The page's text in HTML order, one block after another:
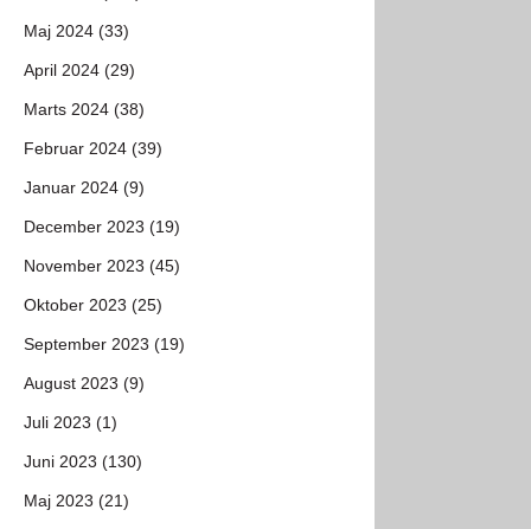
Maj 2024 (33)
April 2024 (29)
Marts 2024 (38)
Februar 2024 (39)
Januar 2024 (9)
December 2023 (19)
November 2023 (45)
Oktober 2023 (25)
September 2023 (19)
August 2023 (9)
Juli 2023 (1)
Juni 2023 (130)
Maj 2023 (21)